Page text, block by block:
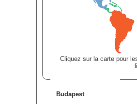
Cliquez sur la carte pour
Budapest